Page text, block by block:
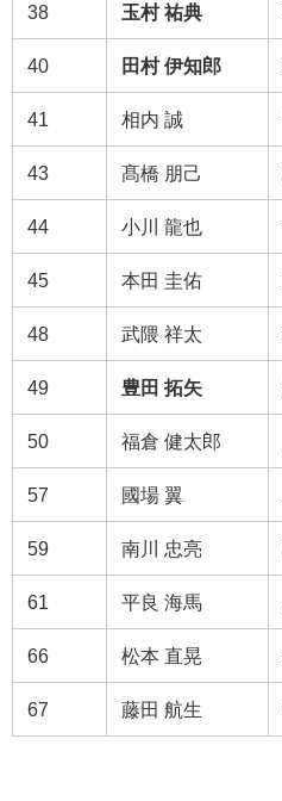
38 玉村 祐典
40 田村 伊知郎
41 相内 誠
43 髙橋 朋己
44 小川 龍也
45 本田 圭佑
48 武隈 祥太
49 豊田 拓矢
50 福倉 健太郎
57 國場 翼
59 南川 忠亮
61 平良 海馬
66 松本 直晃
67 藤田 航生